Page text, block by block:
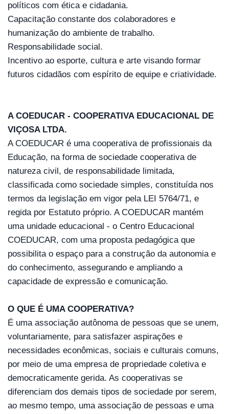
políticos com ética e cidadania.
Capacitação constante dos colaboradores e
humanização do ambiente de trabalho.
Responsabilidade social.
Incentivo ao esporte, cultura e arte visando formar
futuros cidadãos com espírito de equipe e criatividade.
A COEDUCAR - COOPERATIVA EDUCACIONAL DE
VIÇOSA LTDA.
A COEDUCAR é uma cooperativa de profissionais da
Educação, na forma de sociedade cooperativa de
natureza civil, de responsabilidade limitada,
classificada como sociedade simples, constituída nos
termos da legislação em vigor pela LEI 5764/71, e
regida por Estatuto próprio. A COEDUCAR mantém
uma unidade educacional - o Centro Educacional
COEDUCAR, com uma proposta pedagógica que
possibilita o espaço para a construção da autonomia e
do conhecimento, assegurando e ampliando a
capacidade de expressão e comunicação.
O QUE É UMA COOPERATIVA?
É uma associação autônoma de pessoas que se unem,
voluntariamente, para satisfazer aspirações e
necessidades econômicas, sociais e culturais comuns,
por meio de uma empresa de propriedade coletiva e
democraticamente gerida. As cooperativas se
diferenciam dos demais tipos de sociedade por serem,
ao mesmo tempo, uma associação de pessoas e uma